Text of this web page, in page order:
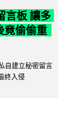
言板 讓多
竟偷偷重
自建立秘密留言
終入侵